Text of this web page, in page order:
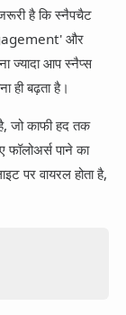
है कि स्नैपचैट
और
ज्यादा आप स्नैप्स
ही बढ़ता है।
जो काफी हद तक
फॉलोअर्स पाने का
पर वायरल होता है,